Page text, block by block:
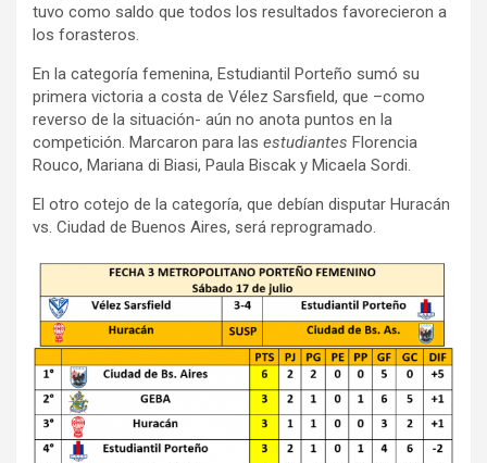
tuvo como saldo que todos los resultados favorecieron a
los forasteros.
En la categoría femenina, Estudiantil Porteño sumó su
primera victoria a costa de Vélez Sarsfield, que –como
reverso de la situación- aún no anota puntos en la
competición. Marcaron para las estudiantes Florencia
Rouco, Mariana di Biasi, Paula Biscak y Micaela Sordi.
El otro cotejo de la categoría, que debían disputar Huracán
vs. Ciudad de Buenos Aires, será reprogramado.